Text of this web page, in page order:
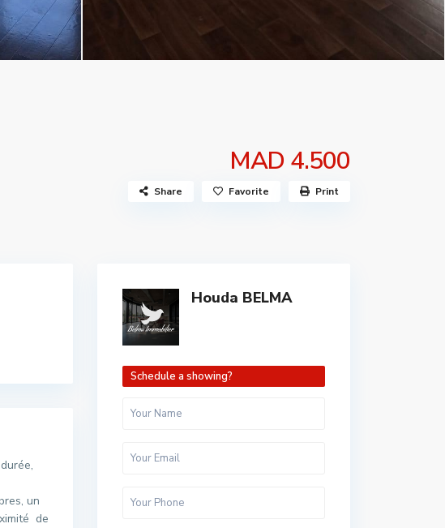
MAD 4.500
Share Favorite Print
un
de
Houda BELMA
Schedule a showing?